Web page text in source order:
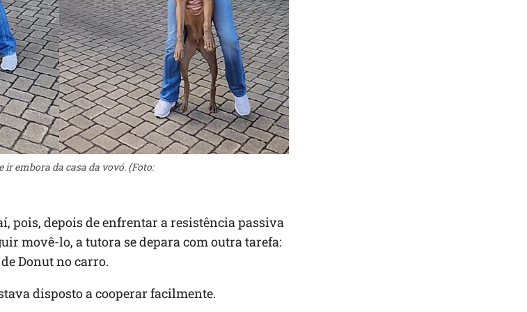
embora da casa da vovó. (Foto:
pois, depois de enfrentar a resistência passiva
movê-lo, a tutora se depara com outra tarefa:
Donut no carro.
disposto a cooperar facilmente.